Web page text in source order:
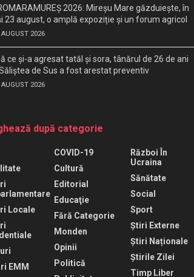
2026: Mireșu Mare găzduiește, în
23 august, o amplă expoziție și un forum agricol
2026
ce și-a agresat tatăl și sora, tânărul de 26 de ani
de Sus a fost arestat preventiv
2026
după categorie
Locale
EMM
COVID-19
Cultură
Editorial
Educaţie
Fără Categorie
Monden
Opinii
Politică
Război În
Ucraina
Sănătate
Social
Sport
Știri Externe
Știri Naționale
Știrile Zilei
Timp Liber